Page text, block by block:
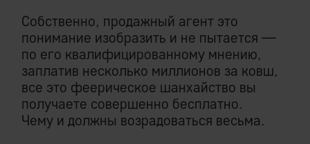
Собственно, продажный агент это
понимание изобразить и не пытается —
по его квалифицированному мнению,
заплатив несколько миллионов за ковш,
все это феерическое шанхайство вы
получаете совершенно бесплатно.
Чему и должны возрадоваться весьма.